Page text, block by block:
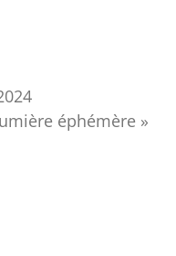
éphémère »